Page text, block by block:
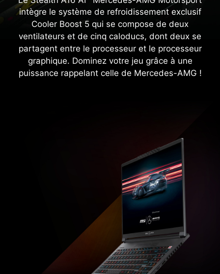
intègre le système de refroidissement exclusif
Cooler Boost 5 qui se compose de deux
ventilateurs et de cinq caloducs, dont deux se
partagent entre le processeur et le processeur
graphique. Dominez votre jeu grâce à une
puissance rappelant celle de Mercedes-AMG !